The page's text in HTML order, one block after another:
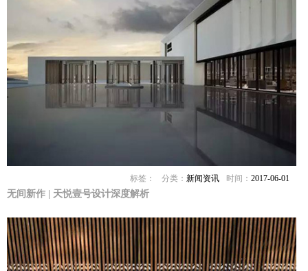
时间：2017-06-01
分类：新闻资讯
标签：
无间新作 | 天悦壹号设计深度解析